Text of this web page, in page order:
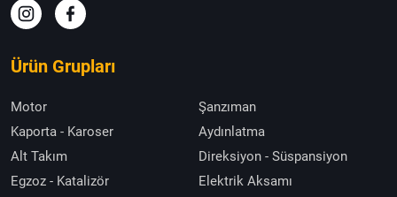
Ürün Grupları
Motor
Şanzıman
Kaporta - Karoser
Aydınlatma
Alt Takım
Direksiyon - Süspansiyon
Egzoz - Katalizör
Elektrik Aksamı